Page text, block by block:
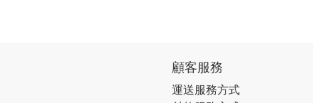
顧客服務
運送服務方式